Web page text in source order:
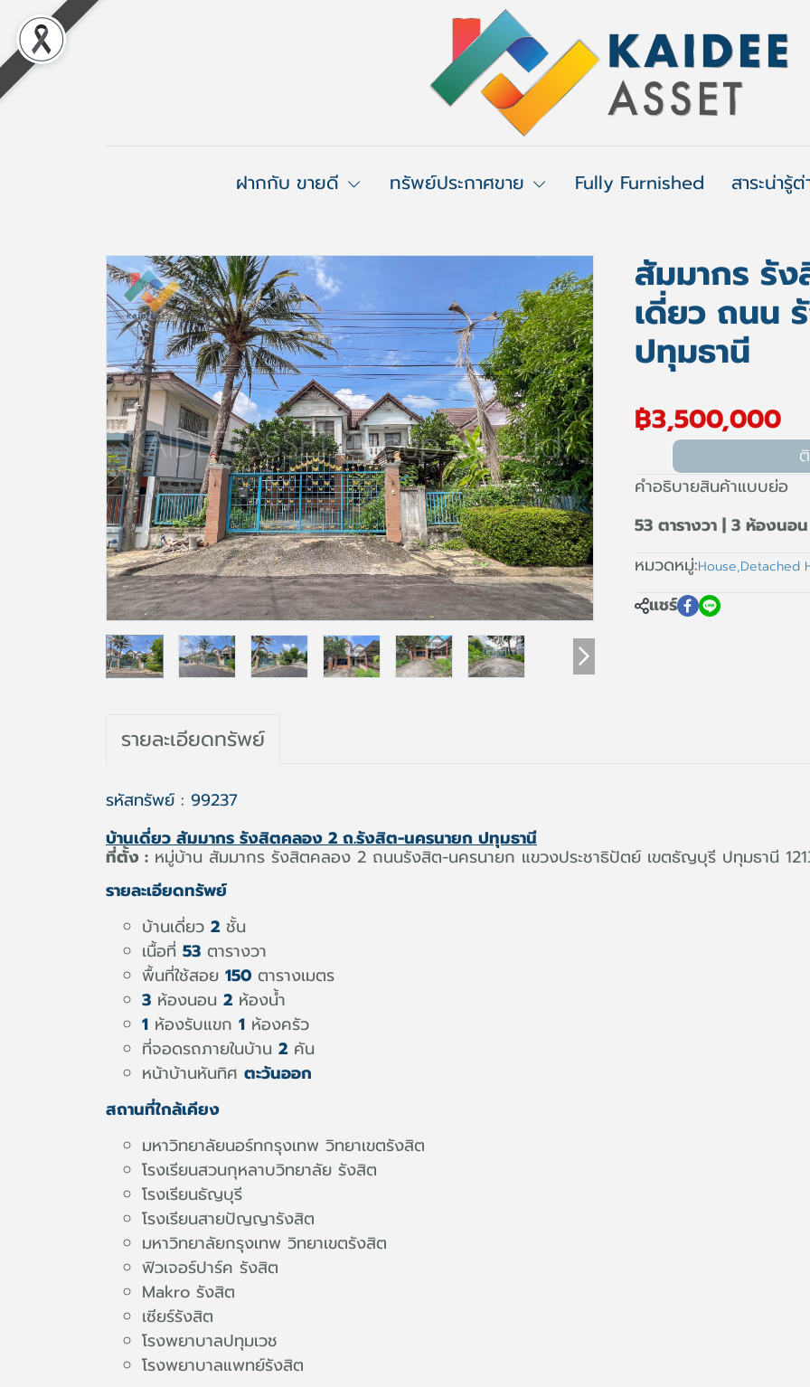
ฝากกับ ขายดี ทรัพย์ประกาศขาย Fully Furnished สาระน่ารู้
สัมมากร รั
เดี่ยว ถนน
ปทุมธานี
฿3,500,000
คำอธิบายสินค้าแบบย่อ
53 ตารางวา | 3 ห้องนอ
หมวดหมู่:House,Detached
แชร์
รายละเอียดทรัพย์
รหัสทรัพย์ : 99237
บ้านเดี่ยว สัมมากร รังสิตคลอง 2 ถ.รังสิต-นครนายก ปทุมธานี
ที่ตั้ง : หมู่บ้าน สัมมากร รังสิตคลอง 2 ถนนรังสิต-นครนายก แขวงประชาธิปัตย์ เขตธัญบุรี ปทุมธานี
รายละเอียดทรัพย์
บ้านเดี่ยว 2 ชั้น
เนื้อที่ 53 ตารางวา
พื้นที่ใช้สอย 150 ตารางเมตร
3 ห้องนอน 2 ห้องน้ำ
1 ห้องรับแขก 1 ห้องครัว
ที่จอดรถภายในบ้าน 2 คัน
หน้าบ้านหันทิศ ตะวันออก
สถานที่ใกล้เคียง
มหาวิทยาลัยนอร์ทกรุงเทพ วิทยาเขตรังสิต
โรงเรียนสวนกุหลาบวิทยาลัย รังสิต
โรงเรียนธัญบุรี
โรงเรียนสายปัญญารังสิต
มหาวิทยาลัยกรุงเทพ วิทยาเขตรังสิต
ฟิวเจอร์ปาร์ค รังสิต
Makro รังสิต
เซียร์รังสิต
โรงพยาบาลปทุมเวช
โรงพยาบาลแพทย์รังสิต